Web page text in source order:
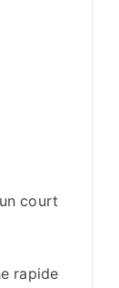
court
rapide